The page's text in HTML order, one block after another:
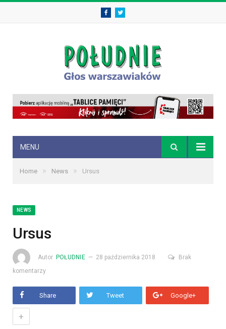
FacebookTwitter
MENU
Home » News » Ursus
NEWS
Ursus
Autor POŁUDNIE 28 października 2018
Brak
komentarzy
Share Tweet Google+
+